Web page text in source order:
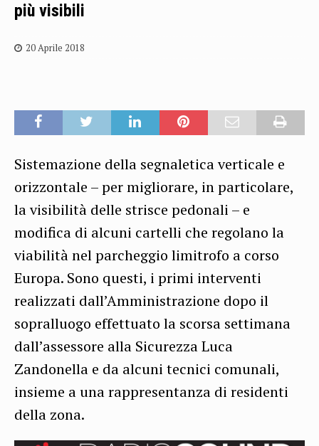
più visibili
20 Aprile 2018
Sistemazione della segnaletica verticale e
orizzontale – per migliorare, in particolare,
la visibilità delle strisce pedonali – e
modifica di alcuni cartelli che regolano la
viabilità nel parcheggio limitrofo a corso
Europa. Sono questi, i primi interventi
realizzati dall’Amministrazione dopo il
sopralluogo effettuato la scorsa settimana
dall’assessore alla Sicurezza Luca
Zandonella e da alcuni tecnici comunali,
insieme a una rappresentanza di residenti
della zona.